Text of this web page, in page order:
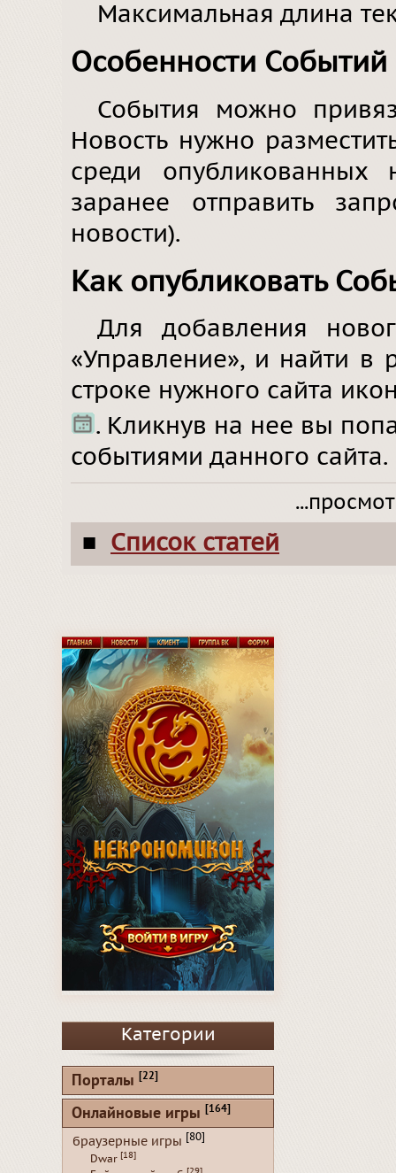
Максимальная длина
Особенности Событий
События можно
Новость нужно
среди опубликованных
заранее отправить
новости).
Как опубликовать
Для добавления
«Управление», и найти в
строке нужного сайта
. Кликнув на нее вы
событиями данного сайта.
■ Список статей
Категории
Порталы [22]
Онлайновые игры [164]
браузерные игры [80]
Dwar [18]